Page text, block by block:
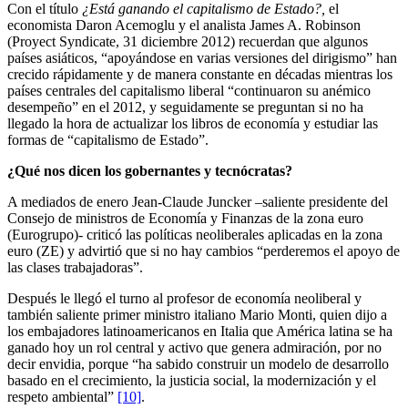
Con el título ¿Está ganando el capitalismo de Estado?, el
economista Daron Acemoglu y el analista James A. Robinson
(Proyect Syndicate, 31 diciembre 2012) recuerdan que algunos
países asiáticos, “apoyándose en varias versiones del dirigismo” han
crecido rápidamente y de manera constante en décadas mientras los
países centrales del capitalismo liberal “continuaron su anémico
desempeño” en el 2012, y seguidamente se preguntan si no ha
llegado la hora de actualizar los libros de economía y estudiar las
formas de “capitalismo de Estado”.
¿Qué nos dicen los gobernantes y tecnócratas?
A mediados de enero Jean-Claude Juncker –saliente presidente del
Consejo de ministros de Economía y Finanzas de la zona euro
(Eurogrupo)- criticó las políticas neoliberales aplicadas en la zona
euro (ZE) y advirtió que si no hay cambios “perderemos el apoyo de
las clases trabajadoras”.
Después le llegó el turno al profesor de economía neoliberal y
también saliente primer ministro italiano Mario Monti, quien dijo a
los embajadores latinoamericanos en Italia que América latina se ha
ganado hoy un rol central y activo que genera admiración, por no
decir envidia, porque “ha sabido construir un modelo de desarrollo
basado en el crecimiento, la justicia social, la modernización y el
respeto ambiental” [10].